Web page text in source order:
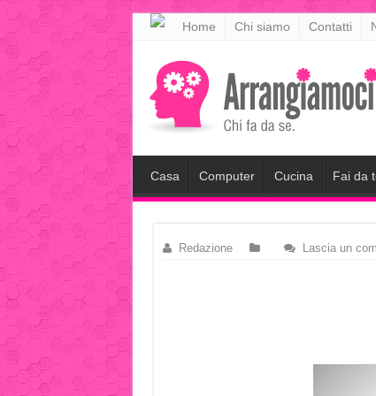
meritking
giriş
kingroyal
giriş
Home Chi siamo Contatti
Casa Computer Cucina Fai da
Redazione Lascia un